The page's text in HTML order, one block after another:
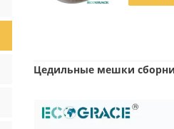
Цедильные мешки